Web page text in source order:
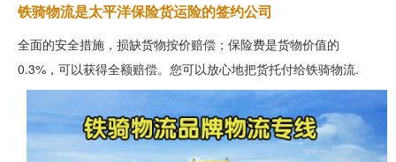
铁骑物流是太平洋保险货运险的签约公司
全面的安全措施，损缺货物按价赔偿；保险费是货物价值的
0.3%，可以获得全额赔偿。您可以放心地把货托付给铁骑物流.